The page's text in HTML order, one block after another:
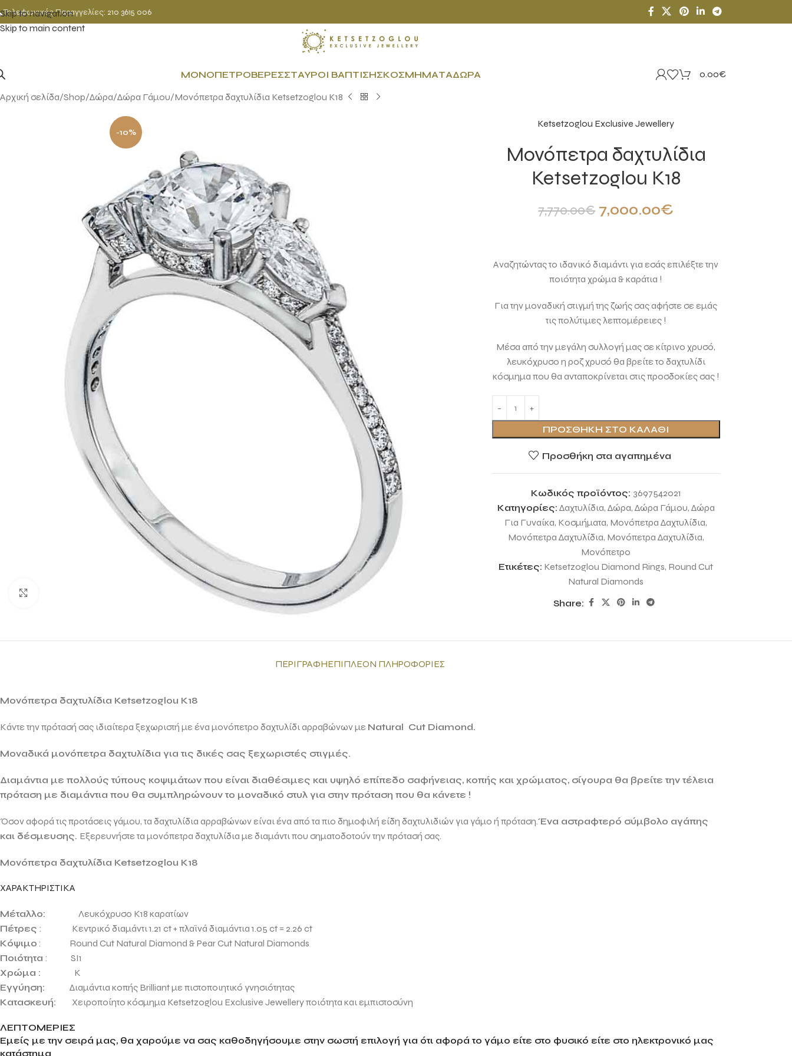
Skip to navigation
Skip to main content
Τηλεφωνικές Παραγγελίες: 210 3615 006
ΜΟΝΌΠΕΤΡΟΒΈΡΕΣΣΤΑΥΡΟΊ ΒΆΠΤΙΣΗΣΚΟΣΜΉΜΑΤΑΔΏΡΑ 0.00€
Αρχική σελίδα Shop Δώρα Δώρα Γάμου Μονόπετρα δαχτυλίδια Ketsetzoglou Κ18
-10%
Ketsetzoglou Exclusive Jewellery
Μονόπετρα δαχτυλίδια
Ketsetzoglou Κ18
7,770.00€ 7,000.00€
Αναζητώντας το ιδανικό διαμάντι για εσάς επιλέξτε την
ποιότητα χρώμα & καράτια !
Για την μοναδική στιγμή της ζωής σας αφήστε σε εμάς
τις πολύτιμες λεπτομέρειες !
Μέσα από την μεγάλη συλλογή μας σε κίτρινο χρυσό,
λευκόχρυσο η ροζ χρυσό θα βρείτε το δαχτυλίδι
κόσμημα που θα ανταποκρίνεται στις προσδοκίες σας !
ΠΡΟΣΘΉΚΗ ΣΤΟ ΚΑΛΆΘΙ
Προσθήκη στα αγαπημένα
Κωδικός προϊόντος: 3697542021
Κατηγορίες: Δαχτυλίδια, Δώρα, Δώρα Γάμου, Δώρα
Για Γυναίκα, Κοσμήματα, Μονόπετρα Δαχτυλίδια,
Μονόπετρα Δαχτυλίδια, Μονόπετρα Δαχτυλίδια,
Μονόπετρο
Ετικέτες: Ketsetzoglou Diamond Rings, Round Cut
Natural Diamonds
Share:
ΠΕΡΙΓΡΑΦΉΕΠΙΠΛΈΟΝ ΠΛΗΡΟΦΟΡΊΕΣ
Μονόπετρα δαχτυλίδια Ketsetzoglou Κ18
Κάντε την πρότασή σας ιδιαίτερα ξεχωριστή με ένα μονόπετρο δαχτυλίδι αρραβώνων με Natural Cut Diamond.
Μοναδικά μονόπετρα δαχτυλίδια για τις δικές σας ξεχωριστές στιγμές.
Διαμάντια με πολλούς τύπους κοψιμάτων που είναι διαθέσιμες και υψηλό επίπεδο σαφήνειας, κοπής και χρώματος, σίγουρα θα βρείτε την τέλεια
πρόταση με διαμάντια που θα συμπληρώνουν το μοναδικό στυλ για στην πρόταση που θα κάνετε !
Όσον αφορά τις προτάσεις γάμου, τα δαχτυλίδια αρραβώνων είναι ένα από τα πιο δημοφιλή είδη δαχτυλιδιών για γάμο ή πρόταση.Ένα αστραφτερό σύμβολο αγάπης
και δέσμευσης. Εξερευνήστε τα μονόπετρα δαχτυλίδια με διαμάντι που σηματοδοτούν την πρότασή σας.
Μονόπετρα δαχτυλίδια Ketsetzoglou Κ18
ΧΑΡΑΚΤΗΡΙΣΤΙΚΑ
Μέταλλο: Λευκόχρυσο Κ18 καρατίων
Πέτρες : Κεντρικό διαμάντι 1.21 ct + πλαϊνά διαμάντια 1.05 ct = 2.26 ct
Κόψιμο : Round Cut Natural Diamond & Pear Cut Natural Diamonds
Ποιότητα : SI1
Χρώμα : K
Εγγύηση: Διαμάντια κοπής Brilliant με πιστοποιητικό γνησιότητας
Κατασκευή: Χειροποίητο κόσμημα Ketsetzoglou Exclusive Jewellery ποιότητα και εμπιστοσύνη
ΛΕΠΤΟΜΕΡΙΕΣ
Εμείς με την σειρά μας, θα χαρούμε να σας καθοδηγήσουμε στην σωστή επιλογή για ότι αφορά το γάμο είτε στο φυσικό είτε στο ηλεκτρονικό μας
κατάστημα